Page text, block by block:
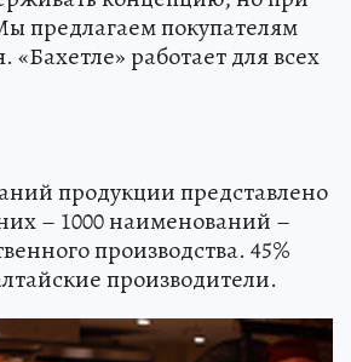
предлагаем покупателям
«Бахетле» работает для всех
продукции представлено
– 1000 наименований –
производства. 45%
производители.